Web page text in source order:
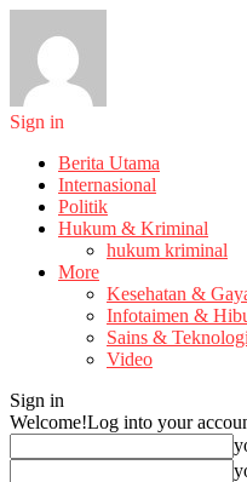
Sign in
Berita Utama
Internasional
Politik
Hukum & Kriminal
hukum kriminal
More
Kesehatan &
Infotaimen &
Sains & Teknologi
Video
Sign in
Welcome!Log into your